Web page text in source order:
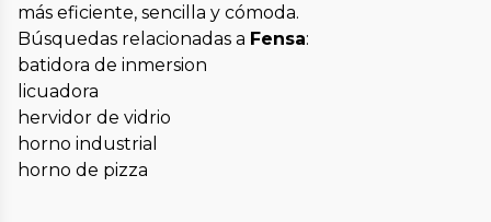
más eficiente, sencilla y cómoda.
Búsquedas relacionadas a Fensa:
batidora de inmersion
licuadora
hervidor de vidrio
horno industrial
horno de pizza